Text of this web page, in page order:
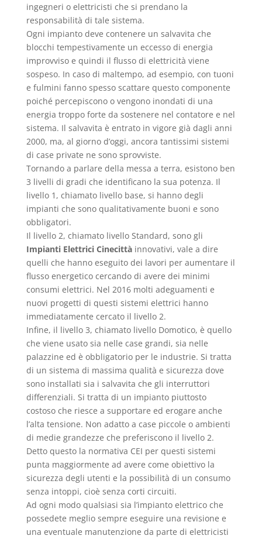
ingegneri o elettricisti che si prendano la
responsabilità di tale sistema.
Ogni impianto deve contenere un salvavita che
blocchi tempestivamente un eccesso di energia
improvviso e quindi il flusso di elettricità viene
sospeso. In caso di maltempo, ad esempio, con tuoni
e fulmini fanno spesso scattare questo componente
poiché percepiscono o vengono inondati di una
energia troppo forte da sostenere nel contatore e nel
sistema. Il salvavita è entrato in vigore già dagli anni
2000, ma, al giorno d’oggi, ancora tantissimi sistemi
di case private ne sono sprovviste.
Tornando a parlare della messa a terra, esistono ben
3 livelli di gradi che identificano la sua potenza. Il
livello 1, chiamato livello base, si hanno degli
impianti che sono qualitativamente buoni e sono
obbligatori.
Il livello 2, chiamato livello Standard, sono gli
Impianti Elettrici Cinecittàinnovativi, vale a dire
quelli che hanno eseguito dei lavori per aumentare il
flusso energetico cercando di avere dei minimi
consumi elettrici. Nel 2016 molti adeguamenti e
nuovi progetti di questi sistemi elettrici hanno
immediatamente cercato il livello 2.
Infine, il livello 3, chiamato livello Domotico, è quello
che viene usato sia nelle case grandi, sia nelle
palazzine ed è obbligatorio per le industrie. Si tratta
di un sistema di massima qualità e sicurezza dove
sono installati sia i salvavita che gli interruttori
differenziali. Si tratta di un impianto piuttosto
costoso che riesce a supportare ed erogare anche
l’alta tensione. Non adatto a case piccole o ambienti
di medie grandezze che preferiscono il livello 2.
Detto questo la normativa CEI per questi sistemi
punta maggiormente ad avere come obiettivo la
sicurezza degli utenti e la possibilità di un consumo
senza intoppi, cioè senza corti circuiti.
Ad ogni modo qualsiasi sia l’impianto elettrico che
possedete meglio sempre eseguire una revisione e
una eventuale manutenzione da parte di elettricisti